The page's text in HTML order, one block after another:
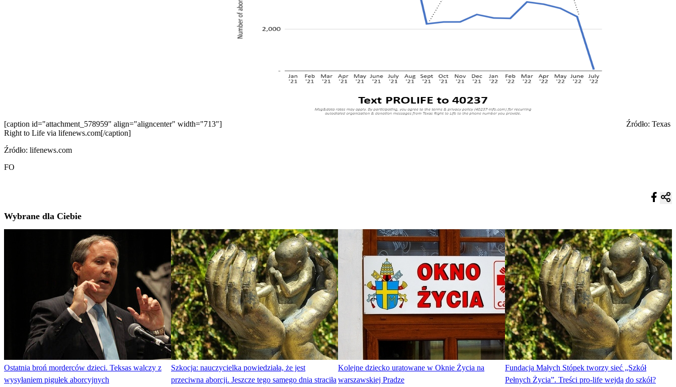
[caption id="attachment_578959" align="aligncenter" width="713"]
Źródło: Texas
Right to Life via lifenews.com[/caption]
Źródło: lifenews.com
FO
Wybrane dla Ciebie
Ostatnia broń morderców dzieci. Teksas walczy z
wysyłaniem pigułek aborcyjnych
Szkocja: nauczycielka powiedziała, że jest
przeciwna aborcji. Jeszcze tego samego dnia straciła
Kolejne dziecko uratowane w Oknie Życia na
warszawskiej Pradze
Fundacja Małych Stópek tworzy sieć „Szkół
Pełnych Życia”. Treści pro-life wejdą do szkół?